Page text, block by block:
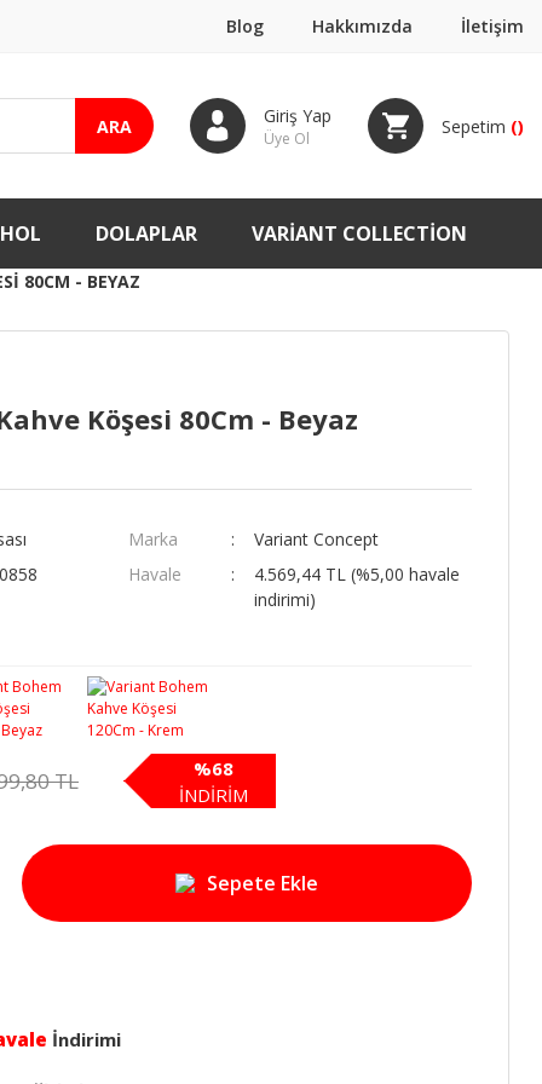
Blog Hakkımızda İletişim
ARA Giriş Yap
Üye Ol
Sepetim ()
DOLAPLAR VARIANT COLLECTION
80CM - BEYAZ
Köşesi 80Cm - Beyaz
Marka
Variant Concept
Havale
4.569,44 TL (%5,00 havale
indirimi)
TL
%68
İNDİRİM
Sepete Ekle
İndirimi